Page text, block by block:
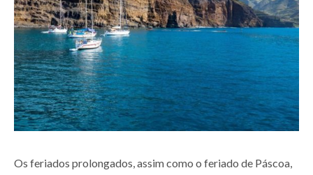
Os feriados prolongados, assim como o feriado de Páscoa,